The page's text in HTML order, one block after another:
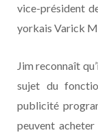
vice-président
yorkais Varick
Jim reconnaît
sujet du
publicité
peuvent